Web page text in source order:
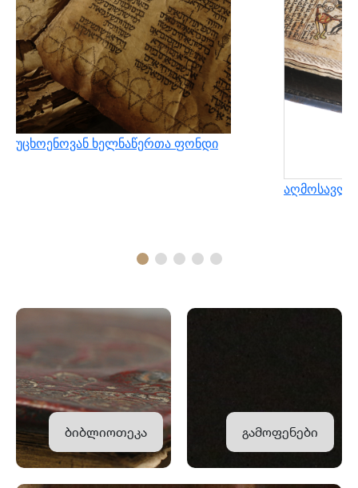
უცხოენოვან ხელნაწერთა ფონდი
ბიბლიოთეკა გამოფენები